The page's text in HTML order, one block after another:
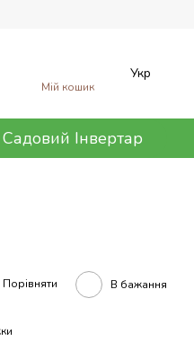
Мій кошик
Укр
Садовий Інвертар
Порівняти В бажання